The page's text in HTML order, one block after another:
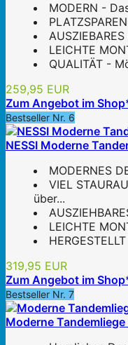
MODERN -
LEICHTE
QUALITÄT -
259,95 EUR
Zum Angebot im
Bestseller Nr. 6
NESSI Moderne
MODERNES
VIEL
über...
LEICHTE
319,95 EUR
Zum Angebot im
Bestseller Nr. 7
Moderne